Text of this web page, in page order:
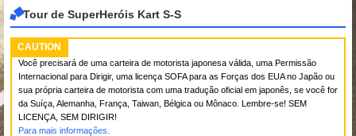
Tour de SuperHeróis Kart S-S
CAUTION
Você precisará de uma carteira de motorista japonesa válida, uma Permissão
Internacional para Dirigir, uma licença SOFA para as Forças dos EUA no Japão ou
sua própria carteira de motorista com uma tradução oficial em japonês, se você for
da Suíça, Alemanha, França, Taiwan, Bélgica ou Mônaco. Lembre-se! SEM
LICENÇA, SEM DIRIGIR!
Para mais informações.